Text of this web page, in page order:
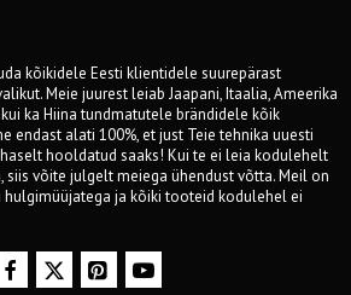
kõikidele Eesti klientidele suurepärast
Meie juurest leiab Jaapani, Itaalia, Ameerika
ka Hiina tundmatutele brändidele kõik
endast alati 100%, et just Teie tehnika uuesti
hooldatud saaks! Kui te ei leia kodulehelt
siis võite julgelt meiega ühendust võtta. Meil on
hulgimüüjatega ja kõiki tooteid kodulehel ei